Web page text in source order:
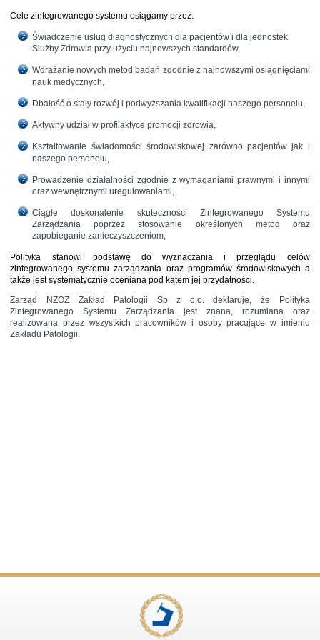
Cele zintegrowanego systemu osiągamy przez:
Świadczenie usług diagnostycznych dla pacjentów i dla jednostek
Służby Zdrowia przy użyciu najnowszych standardów,
Wdrażanie nowych metod badań zgodnie z najnowszymi osiągnięciami
nauk medycznych,
Dbałość o stały rozwój i podwyższania kwalifikacji naszego personelu,
Aktywny udział w profilaktyce promocji zdrowia,
Kształtowanie świadomości środowiskowej zarówno pacjentów jak i
naszego personelu,
Prowadzenie działalności zgodnie z wymaganiami prawnymi i innymi
oraz wewnętrznymi uregulowaniami,
Ciągłe doskonalenie skuteczności Zintegrowanego Systemu
Zarządzania poprzez stosowanie określonych metod oraz
zapobieganie zanieczyszczeniom,
Polityka stanowi podstawę do wyznaczania i przeglądu celów
zintegrowanego systemu zarządzania oraz programów środowiskowych a
także jest systematycznie oceniana pod kątem jej przydatności.
Zarząd NZOZ Zakład Patologii Sp z o.o. deklaruje, że Polityka
Zintegrowanego Systemu Zarządzania jest znana, rozumiana oraz
realizowana przez wszystkich pracowników i osoby pracujące w imieniu
Zakładu Patologii.